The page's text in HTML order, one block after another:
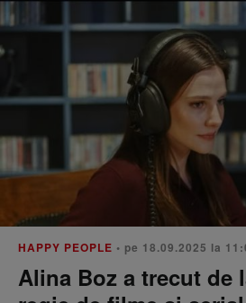
HAPPY PEOPLE • pe 18.09.2025 la
Alina Boz a trecut de